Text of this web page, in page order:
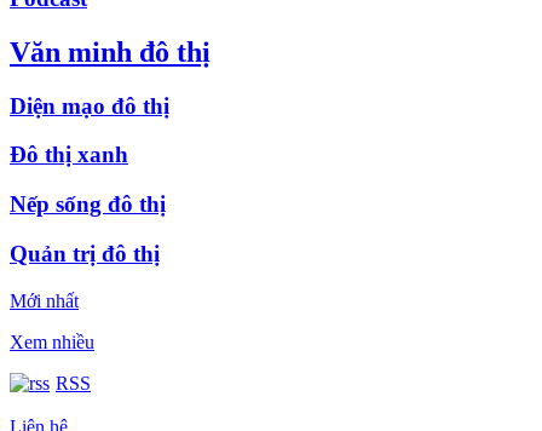
Văn minh đô thị
Diện mạo đô thị
Đô thị xanh
Nếp sống đô thị
Quản trị đô thị
Mới nhất
Xem nhiều
RSS
Liên hệ